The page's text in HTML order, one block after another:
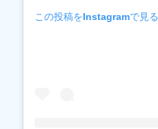
温泉コース
この投稿をInstagramで見る